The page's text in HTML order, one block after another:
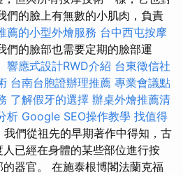
們的臉上有無數的小肌肉，負責
薦的小型外燴服務 台中西屯按摩
們的臉部也需要定期的臉部運
響應式設計RWD介紹 台東徵信社
台南台胞證辦理推薦 專業會議點
了解假牙的選擇 辦桌外燴推薦清
析 Google SEO操作教學 找值得
我們從祖先的早期著作中得知，古
已經在身體的某些部位進行按
器官。 在施泰根博閣法蘭克福